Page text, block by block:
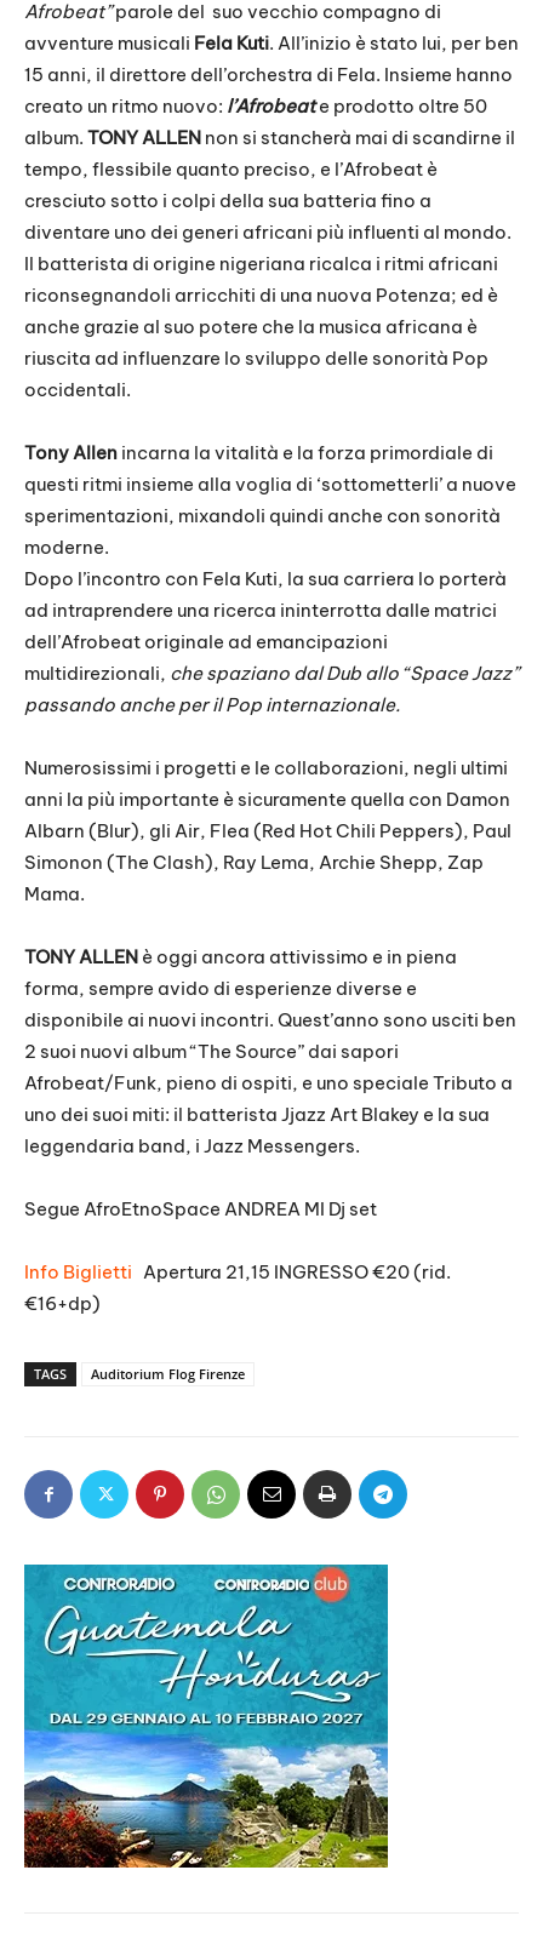
Afrobeat”parole del suo vecchio compagno di
avventure musicali Fela Kuti. All’inizio è stato lui, per ben
15 anni, il direttore dell’orchestra di Fela. Insieme hanno
creato un ritmo nuovo: l’Afrobeate prodotto oltre 50
album. TONY ALLEN non si stancherà mai di scandirne il
tempo, flessibile quanto preciso, e l’Afrobeat è
cresciuto sotto i colpi della sua batteria fino a
diventare uno dei generi africani più influenti al mondo.
Il batterista di origine nigeriana ricalca i ritmi africani
riconsegnandoli arricchiti di una nuova Potenza; ed è
anche grazie al suo potere che la musica africana è
riuscita ad influenzare lo sviluppo delle sonorità Pop
occidentali.
Tony Allen incarna la vitalità e la forza primordiale di
questi ritmi insieme alla voglia di ‘sottometterli’ a nuove
sperimentazioni, mixandoli quindi anche con sonorità
moderne.
Dopo l’incontro con Fela Kuti, la sua carriera lo porterà
ad intraprendere una ricerca ininterrotta dalle matrici
dell’Afrobeat originale ad emancipazioni
multidirezionali, che spaziano dal Dub allo “Space Jazz”
passando anche per il Pop internazionale.
Numerosissimi i progetti e le collaborazioni, negli ultimi
anni la più importante è sicuramente quella con Damon
Albarn (Blur), gli Air, Flea (Red Hot Chili Peppers), Paul
Simonon (The Clash), Ray Lema, Archie Shepp, Zap
Mama.
TONY ALLEN è oggi ancora attivissimo e in piena
forma, sempre avido di esperienze diverse e
disponibile ai nuovi incontri. Quest’anno sono usciti ben
2 suoi nuovi album “The Source” dai sapori
Afrobeat/Funk, pieno di ospiti, e uno speciale Tributo a
uno dei suoi miti: il batterista Jjazz Art Blakey e la sua
leggendaria band, i Jazz Messengers.
Segue AfroEtnoSpace ANDREA MI Dj set
Info Biglietti Apertura 21,15 INGRESSO €20 (rid.
€16+dp)
TAGS Auditorium Flog Firenze